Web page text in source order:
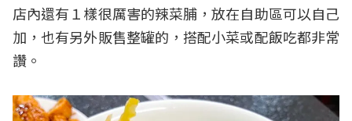
店內還有１樣很厲害的辣菜脯，放在自助區可以自己
加，也有另外販售整罐的，搭配小菜或配飯吃都非常
讚。